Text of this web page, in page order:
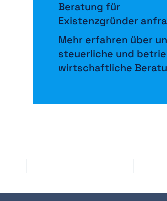
Beratung für
Existenzgründer
Mehr erfahren über
steuerliche und
wirtschaftliche